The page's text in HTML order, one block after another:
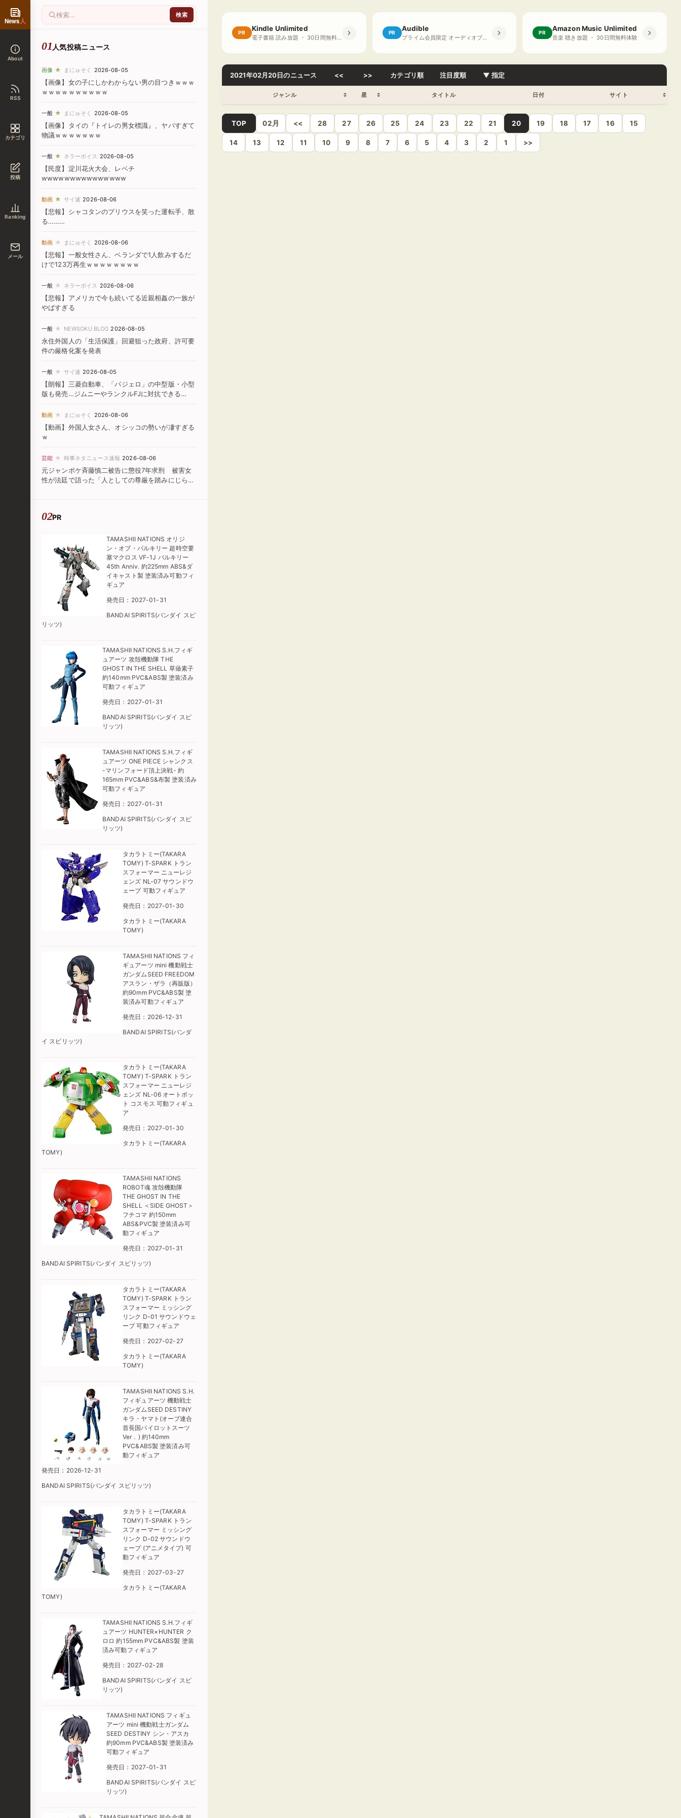
News人
About
RSS
カテゴリ
投稿
Ranking
メール
人気投稿ニュース
画像 ★ まにゅそく 2026-08-05
【画像】女の子にしかわからない男の目つきｗｗｗ
ｗｗｗｗｗｗｗｗｗｗ
一般 ★ まにゅそく 2026-08-05
【画像】タイの『トイレの男女標識』、ヤバすぎて
物議ｗｗｗｗｗｗｗ
一般 ★ ネラーボイス 2026-08-05
【民度】淀川花火大会、レベチ
wwwwwwwwwwwwwww
動画 ★ サイ速 2026-08-06
【悲報】シャコタンのプリウスを笑った運転手、散
る………
動画 ★ まにゅそく 2026-08-06
【悲報】一般女性さん、ベランダで1人飲みするだ
けで123万再生ｗｗｗｗｗｗｗｗ
一般 ★ ネラーボイス 2026-08-06
【悲報】アメリカで今も続いてる近親相姦の一族が
やばすぎる
一般 ★ NEWSOKU BLOG 2026-08-05
永住外国人の「生活保護」回避狙った政府、許可要
件の厳格化案を発表
一般 ★ サイ速 2026-08-05
【朗報】三菱自動車、「パジェロ」の中型版・小型
版も発売…ジムニーやランクルFJに対抗できる
動画 ★ まにゅそく 2026-08-06
【動画】外国人女さん、オシッコの勢いが凄すぎる
ｗ
芸能 ★ 時事ネタニュース速報 2026-08-06
元ジャンポケ斉藤慎二被告に懲役7年求刑 被害女
性が法廷で語った「人としての尊厳を踏みにじられ
PR
TAMASHII NATIONS オリジ
ン・オブ・バルキリー 超時空要
塞マクロス VF-1J バルキリー
45th Anniv. 約225mm ABS&ダ
イキャスト製 塗装済み可動フィ
ギュア
発売日：2027-01-31
BANDAI SPIRITS(バンダイ スピ
リッツ)
TAMASHII NATIONS S.H.フィギ
ュアーツ 攻殻機動隊 THE
GHOST IN THE SHELL 草薙素子
約140mm PVC&ABS製 塗装済み
可動フィギュア
発売日：2027-01-31
BANDAI SPIRITS(バンダイ スピ
リッツ)
TAMASHII NATIONS S.H.フィギ
ュアーツ ONE PIECE シャンクス
-マリンフォード頂上決戦- 約
165mm PVC&ABS&布製 塗装済み
可動フィギュア
発売日：2027-01-31
BANDAI SPIRITS(バンダイ スピ
リッツ)
タカラトミー(TAKARA
TOMY) T-SPARK トラン
スフォーマー ニューレジ
ェンズ NL-07 サウンドウ
ェーブ 可動フィギュア
発売日：2027-01-30
タカラトミー(TAKARA
TOMY)
TAMASHII NATIONS フィ
ギュアーツ mini 機動戦士
ガンダムSEED FREEDOM
アスラン・ザラ（再販版）
約90mm PVC&ABS製 塗
装済み可動フィギュア
発売日：2026-12-31
BANDAI SPIRITS(バンダ
イ スピリッツ)
タカラトミー(TAKARA
TOMY) T-SPARK トラン
スフォーマー ニューレジ
ェンズ NL-06 オートボッ
ト コスモス 可動フィギュ
ア
発売日：2027-01-30
タカラトミー(TAKARA
TOMY)
TAMASHII NATIONS
ROBOT魂 攻殻機動隊
THE GHOST IN THE
SHELL ＜SIDE GHOST＞
フチコマ 約150mm
ABS&PVC製 塗装済み可
動フィギュア
発売日：2027-01-31
BANDAI SPIRITS(バンダイ スピリッツ)
タカラトミー(TAKARA
TOMY) T-SPARK トラン
スフォーマー ミッシング
リンク D-01 サウンドウェ
ーブ 可動フィギュア
発売日：2027-02-27
タカラトミー(TAKARA
TOMY)
TAMASHII NATIONS S.H.
フィギュアーツ 機動戦士
ガンダムSEED DESTINY
キラ・ヤマト(オーブ連合
首長国パイロットスーツ
Ver．) 約140mm
PVC&ABS製 塗装済み可
動フィギュア
発売日：2026-12-31
BANDAI SPIRITS(バンダイ スピリッツ)
タカラトミー(TAKARA
TOMY) T-SPARK トラン
スフォーマー ミッシング
リンク D-02 サウンドウ
ェーブ (アニメタイプ) 可
動フィギュア
発売日：2027-03-27
タカラトミー(TAKARA
TOMY)
TAMASHII NATIONS S.H.フィギ
ュアーツ HUNTER×HUNTER ク
ロロ 約155mm PVC&ABS製 塗装
済み可動フィギュア
発売日：2027-02-28
BANDAI SPIRITS(バンダイ スピ
リッツ)
TAMASHII NATIONS フィギュ
アーツ mini 機動戦士ガンダム
SEED DESTINY シン・アスカ
約90mm PVC&ABS製 塗装済み
可動フィギュア
発売日：2027-01-31
BANDAI SPIRITS(バンダイ スピ
リッツ)
PR Kindle Unlimited
電子書籍 読み放題 ・ 30日間無料体験
PR Audible
プライム会員限定 オーディオブック ・ 30日間無料体験
PR Amazon Music Unlimited
音楽 聴き放題 ・ 30日間無料体験
2021年02月20日のニュース << >> カテゴリ順 注目度順 ▼ 指定
ジャンル 星 タイトル 日付 サイト
TOP 02月 << 28 27 26 25 24 23 22 21 20 19 18 17 16 15
14 13 12 11 10 9 8 7 6 5 4 3 2 1 >>